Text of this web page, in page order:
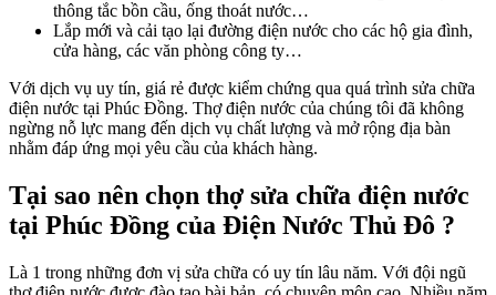
thông tắc bồn cầu, ống thoát nước…
Lắp mới và cải tạo lại đường điện nước cho các hộ gia đình,
cửa hàng, các văn phòng công ty…
Với dịch vụ uy tín, giá rẻ được kiểm chứng qua quá trình sửa chữa
điện nước tại Phúc Đồng. Thợ điện nước của chúng tôi đã không
ngừng nỗ lực mang đến dịch vụ chất lượng và mở rộng địa bàn
nhằm đáp ứng mọi yêu cầu của khách hàng.
Tại sao nên chọn thợ sửa chữa điện nước
tại Phúc Đồng của Điện Nước Thủ Đô ?
Là 1 trong những đơn vị sửa chữa có uy tín lâu năm. Với đội ngũ